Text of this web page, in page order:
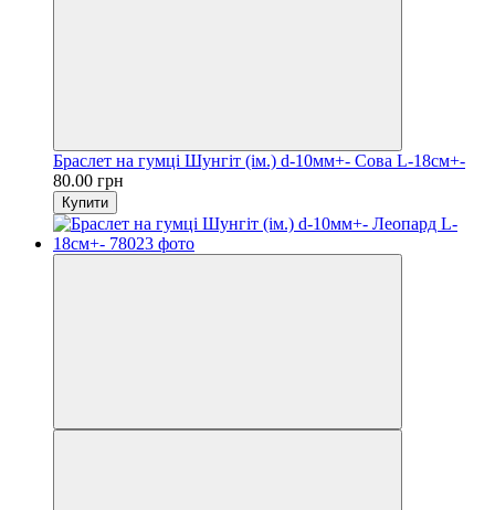
Браслет на гумці Шунгіт (ім.) d-10мм+- Сова L-18см+-
80.00 грн
Купити